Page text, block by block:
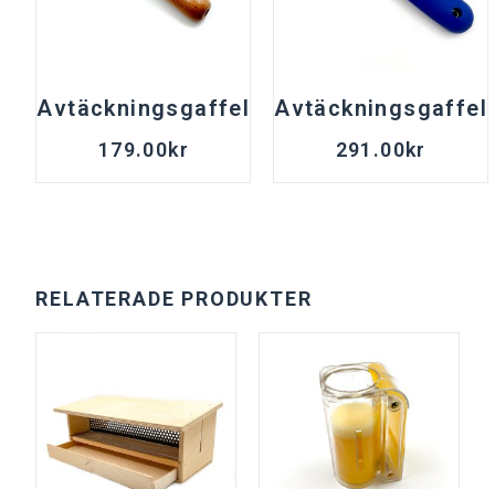
Avtäckningsgaffel
179.00kr
Avtäckningsgaffel
291.00kr
RELATERADE PRODUKTER